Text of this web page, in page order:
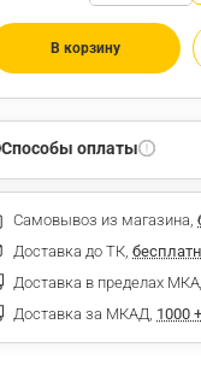
В корзину
Способы оплаты
Самовывоз из магазина,
Доставка до ТК,
Доставка в пределах
Доставка за МКАД, 1000